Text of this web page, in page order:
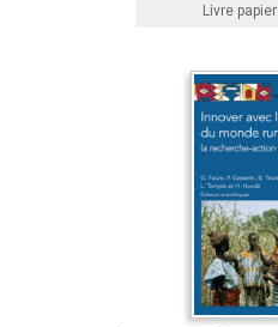
Livre papier